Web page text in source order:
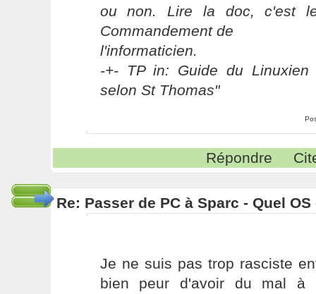
ou non. Lire la doc, c'est
Commandement de
l'informaticien.
-+- TP in: Guide du Linuxien
selon St Thomas"
Répondre
Re: Passer de PC à Sparc - Quel
Je ne suis pas trop rasciste
bien peur d'avoir du mal à